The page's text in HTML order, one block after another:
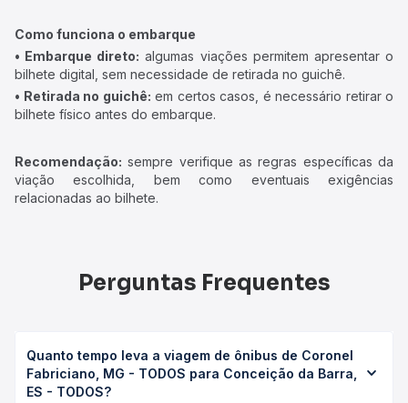
Como funciona o embarque
• Embarque direto: algumas viações permitem apresentar o
bilhete digital, sem necessidade de retirada no guichê.
• Retirada no guichê: em certos casos, é necessário retirar o
bilhete físico antes do embarque.
Recomendação: sempre verifique as regras específicas da
viação escolhida, bem como eventuais exigências
relacionadas ao bilhete.
Perguntas Frequentes
Quanto tempo leva a viagem de ônibus de Coronel
Fabriciano, MG - TODOS para Conceição da Barra,
ES - TODOS?